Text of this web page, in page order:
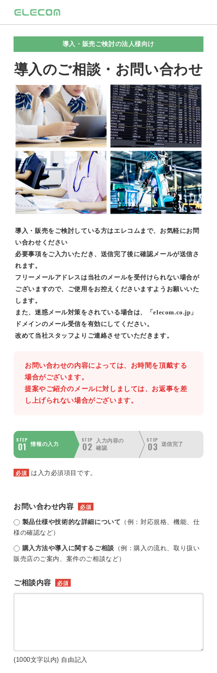
導入・販売ご検討の法人様向け
導入のご相談・お問い合わせ
導入・販売をご検討している方はエレコムまで、お気軽にお問
い合わせください
必要事項をご入力いただき、送信完了後に確認メールが送信さ
れます。
フリーメールアドレスは当社のメールを受付けられない場合が
ございますので、ご使用をお控えくださいますようお願いいた
します。
また、迷惑メール対策をされている場合は、「elecom.co.jp」
ドメインのメール受信を有効にしてください。
改めて当社スタッフよりご連絡させていただきます。
お問い合わせの内容によっては、お時間を頂戴する
場合がございます。
提案やご紹介のメールに対しましては、お返事を差
し上げられない場合がございます。
STEP
01 情報の入力
STEP
02
入力内容の
確認
STEP
03 送信完了
必須 は入力必須項目です。
お問い合わせ内容 必須
製品仕様や技術的な詳細について （例：対応規格、機能、仕
様の確認など）
購入方法や導入に関するご相談 （例：購入の流れ、取り扱い
販売店のご案内、案件のご相談など）
ご相談内容 必須
(1000文字以内) 自由記入